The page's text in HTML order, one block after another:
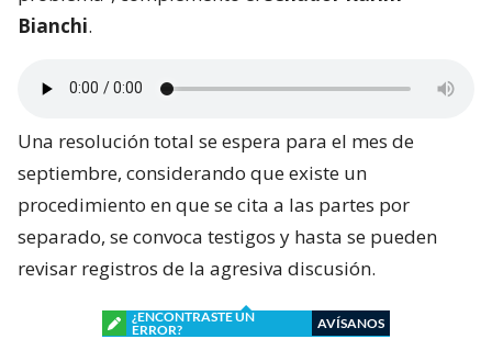
Bianchi.
Una resolución total se espera para el mes de
septiembre, considerando que existe un
procedimiento en que se cita a las partes por
separado, se convoca testigos y hasta se pueden
revisar registros de la agresiva discusión.
¿ENCONTRASTE UN
ERROR?
AVÍSANOS